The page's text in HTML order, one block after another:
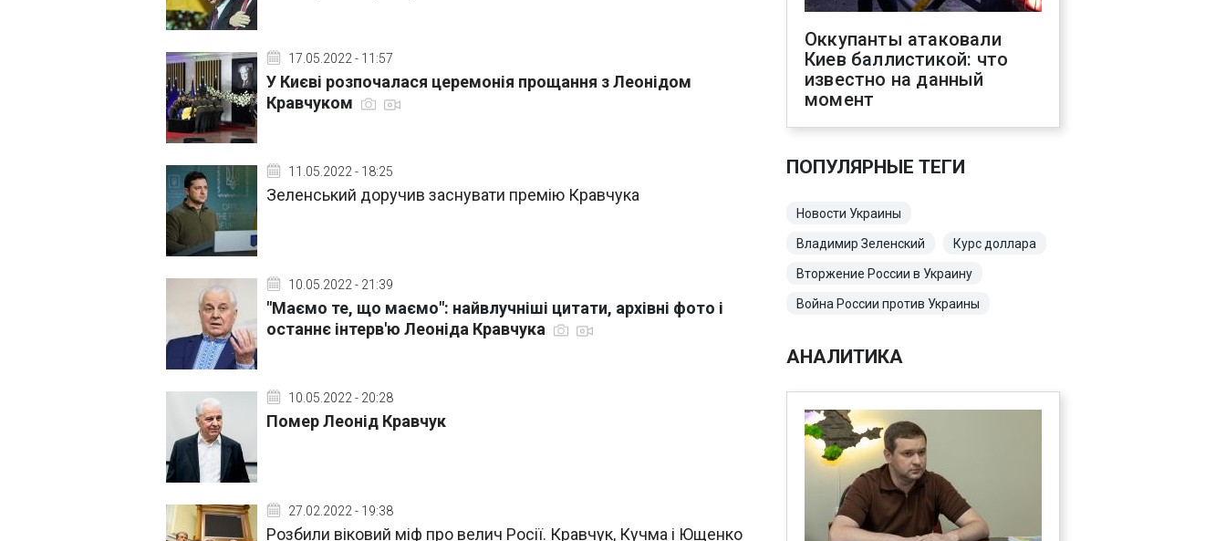
17.05.2022 - 11:57
У Києві розпочалася церемонія прощання з Леонідом
Кравчуком
11.05.2022 - 18:25
Зеленський доручив заснувати премію Кравчука
10.05.2022 - 21:39
"Маємо те, що маємо": найвлучніші цитати, архівні фото і
останнє інтерв'ю Леоніда Кравчука
10.05.2022 - 20:28
Помер Леонід Кравчук
27.02.2022 - 19:38
Розбили віковий міф про велич Росії. Кравчук, Кучма і Ющенко
Оккупанты атаковали
Киев баллистикой: что
известно на данный
момент
ПОПУЛЯРНЫЕ ТЕГИ
Новости Украины
Владимир Зеленский Курс доллара
Вторжение России в Украину
Война России против Украины
АНАЛИТИКА